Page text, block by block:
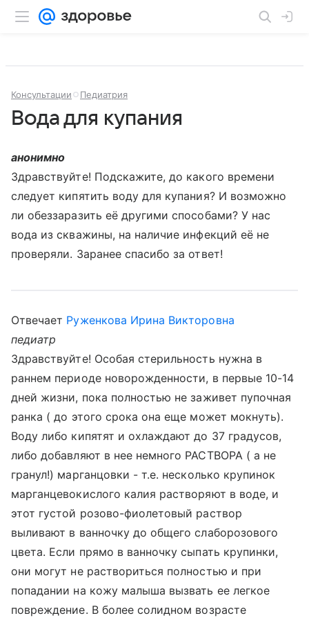
Консультации Педиатрия
Вода для купания
анонимно
Здравствуйте! Подскажите, до какого времени
следует кипятить воду для купания? И возможно
ли обеззаразить её другими способами? У нас
вода из скважины, на наличие инфекций её не
проверяли. Заранее спасибо за ответ!
Отвечает Руженкова Ирина Викторовна
педиатр
Здравствуйте! Особая стерильность нужна в
раннем периоде новорожденности, в первые 10-14
дней жизни, пока полностью не заживет пупочная
ранка ( до этого срока она еще может мокнуть).
Воду либо кипятят и охлаждают до 37 градусов,
либо добавляют в нее немного РАСТВОРА ( а не
гранул!) марганцовки - т.е. несколько крупинок
марганцевокислого калия растворяют в воде, и
этот густой розово-фиолетовый раствор
выливают в ванночку до общего слаборозового
цвета. Если прямо в ванночку сыпать крупинки,
они могут не раствориться полностью и при
попадании на кожу малыша вызвать ее легкое
повреждение. В более солидном возрасте